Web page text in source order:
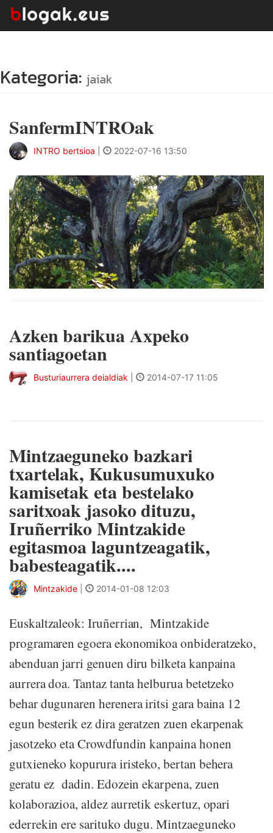
Kategoria: jaiak
SanfermINTROak
INTRO bertsioa 2022-07-16 13:50
Azken barikua Axpeko
santiagoetan
Busturiaurrera deialdiak 2014-07-17 11:05
Mintzaeguneko bazkari
txartelak, Kukusumuxuko
kamisetak eta bestelako
saritxoak jasoko dituzu,
Iruñerriko Mintzakide
egitasmoa laguntzeagatik,
babesteagatik....
Mintzakide 2014-01-08 12:03
Euskaltzaleok: Iruñerrian, Mintzakide
programaren egoera ekonomikoa onbideratzeko,
abenduan jarri genuen diru bilketa kanpaina
aurrera doa. Tantaz tanta helburua betetzeko
behar dugunaren herenera iritsi gara baina 12
egun besterik ez dira geratzen zuen ekarpenak
jasotzeko eta Crowdfundin kanpaina honen
gutxieneko kopurura iristeko, bertan behera
geratu ez dadin. Edozein ekarpena, zuen
kolaborazioa, aldez aurretik eskertuz, opari
ederrekin ere sarituko dugu. Mintzaeguneko